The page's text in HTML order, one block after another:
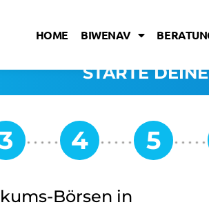
HOME BIWENAV
STARTE
Börsen in